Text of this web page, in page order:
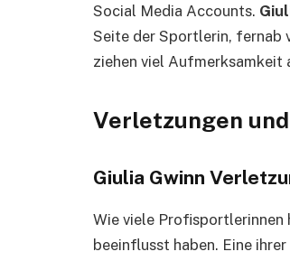
Social Media Accounts.
Seite der Sportlerin, fernab
ziehen viel Aufmerksamkeit
Verletzungen
Giulia Gwinn
Wie viele Profisportlerinnen
beeinflusst haben. Eine